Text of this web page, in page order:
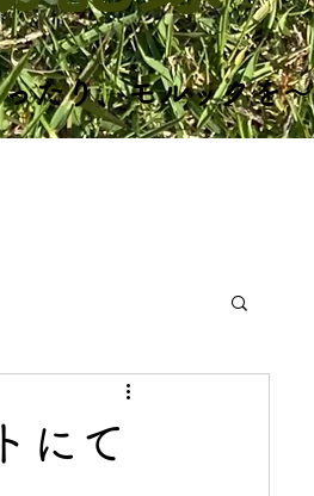
たり、モルックを～
活動記録
にて